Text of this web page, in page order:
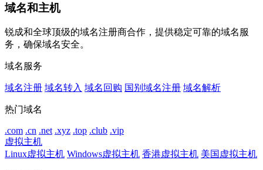
域名和主机
锐成和全球顶级的域名注册商合作，提供稳定可靠的域名服
务，确保域名安全。
域名服务
域名注册 域名转入 域名回购 国别域名注册 域名解析
热门域名
.com .cn .net .xyz .top .club .vip
虚拟主机
Linux虚拟主机 Windows虚拟主机 香港虚拟主机 美国虚拟主机